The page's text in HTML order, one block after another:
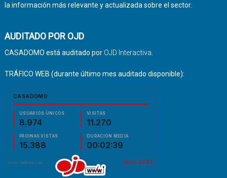
la información más relevante y actualizada sobre el sector.
AUDITADO POR OJD
CASADOMO está auditado por OJD Interactiva
TRÁFICO WEB (durante último mes auditado disponible):